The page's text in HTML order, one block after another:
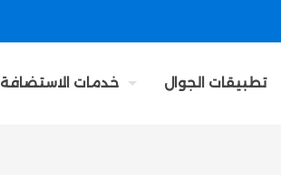
تطبيقات الجوال خدمات الاستضافة